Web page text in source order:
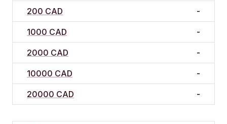
200 CAD -
1000 CAD -
2000 CAD -
10000 CAD -
20000 CAD -